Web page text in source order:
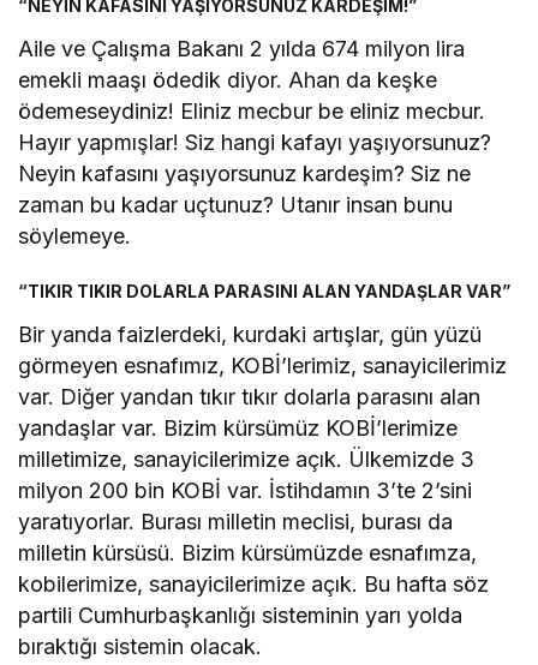
“NEYİN KAFASINI YAŞIYORSUNUZ KARDEŞİM!”
Aile ve Çalışma Bakanı 2 yılda 674 milyon lira
emekli maaşı ödedik diyor. Ahan da keşke
ödemeseydiniz! Eliniz mecbur be eliniz mecbur.
Hayır yapmışlar! Siz hangi kafayı yaşıyorsunuz?
Neyin kafasını yaşıyorsunuz kardeşim? Siz ne
zaman bu kadar uçtunuz? Utanır insan bunu
söylemeye.
“TIKIR TIKIR DOLARLA PARASINI ALAN YANDAŞLAR VAR”
Bir yanda faizlerdeki, kurdaki artışlar, gün yüzü
görmeyen esnafımız, KOBİ’lerimiz, sanayicilerimiz
var. Diğer yandan tıkır tıkır dolarla parasını alan
yandaşlar var. Bizim kürsümüz KOBİ’lerimize
milletimize, sanayicilerimize açık. Ülkemizde 3
milyon 200 bin KOBİ var. İstihdamın 3’te 2’sini
yaratıyorlar. Burası milletin meclisi, burası da
milletin kürsüsü. Bizim kürsümüzde esnafımza,
kobilerimize, sanayicilerimize açık. Bu hafta söz
partili Cumhurbaşkanlığı sisteminin yarı yolda
bıraktığı sistemin olacak.